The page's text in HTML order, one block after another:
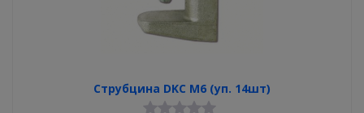
Струбцина DKC М6 (уп. 14шт)